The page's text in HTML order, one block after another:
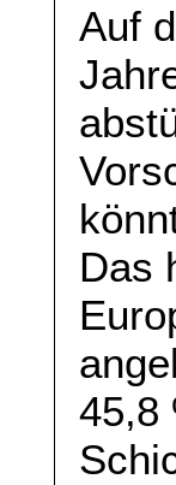
Auf
Das
45,8